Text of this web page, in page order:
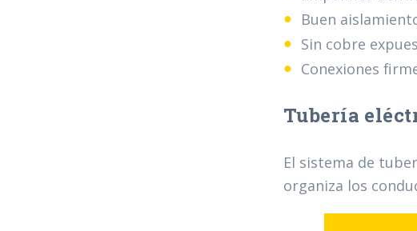
Buen
Sin cobre
Conexiones
Tubería
El sistema de
organiza los